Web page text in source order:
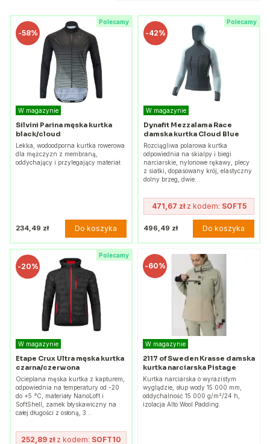
Polecamy
-58%
W magazynie
Silvini Parina męska kurtka
black/cloud
Lekka, wodoodporna kurtka rowerowa
dla mężczyzn z membraną,
oddychający i przylegający materiał.
234,49 zł Do koszyka
Polecamy
-42%
W magazynie
Dynafit Mezzalama Race
damska kurtka Cloud Blue
Rozciągliwa polarowa kurtka
odpowiednia na skialpy i biegi
narciarskie, nylonowe rękawy, plecy
z siatki, dopasowany krój, elastyczny
dolny brzeg, dwie…
471,67 złz kodem: SOFT5
496,49 zł Do koszyka
Polecamy
-20%
W magazynie
Etape Crux Ultra męska kurtka
czarna/czerwona
Ocieplana męska kurtka z kapturem,
odpowiednia na temperatury od -20
do +5 °C, materiały NanoLoft i
SoftShell, zamek błyskawiczny na
całej długości z osłoną, 3…
252,89 złz kodem: SOFT10
-60%
W magazynie
2117 of Sweden Krasse damska
kurtka narciarska Pistage
Kurtka narciarska o wyrazistym
wyglądzie, słup wody 15 000 mm,
oddychalność 15 000 g/m²/24 h,
izolacja Alto Wool Padding.